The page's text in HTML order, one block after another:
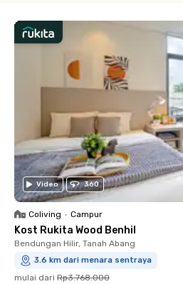
Video 360
Coliving • Campur
Kost Rukita Wood Benhil
Bendungan Hilir, Tanah Abang
3.6 km dari menara sentraya
mulai dari Rp3.768.000